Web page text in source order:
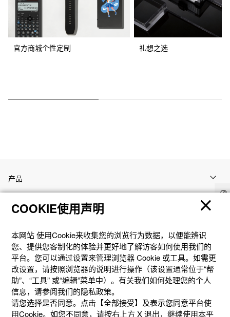
官方商城个性定制 礼想之选
产品
客户支持
资讯
社交媒体
COOKIE使用声明
本网站 使⽤Cookie来收集您的浏览⾏为数据，以便能辨识
您、提供您客制化的体验并更好地了解访客如何使⽤我们的
平台。您可以通过设置来管理浏览器 Cookie 或⼯具。如需更
改设置，请按照浏览器的说明进⾏操作（该设置通常位于“帮
助”、“⼯具” 或“编辑”菜单中）。有关我们如何处理您的个⼈
信息，请参阅我们的隐私政策。
请您选择是否同意。点击【全部接受】及表示您同意平台使
用Cookie。如您不同意，请按右上⽅ X 退出，继续使⽤本平